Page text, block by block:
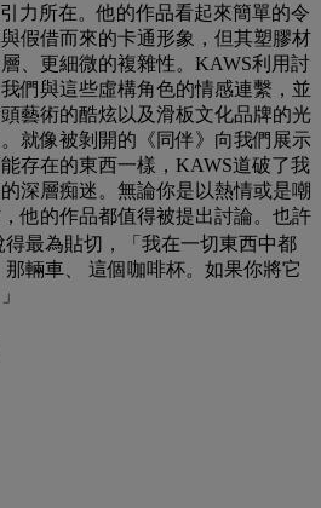
力所在。他的作品看起來簡單的令
假借而來的卡通形象，但其塑膠材
、更細微的複雜性。KAWS利用討
們與這些虛構角色的情感連繫，並
藝術的酷炫以及滑板文化品牌的光
就像被剝開的《同伴》向我們展示
存在的東西一樣，KAWS道破了我
深層痴迷。無論你是以熱情或是嘲
他的作品都值得被提出討論。也許
得最為貼切，「我在一切東西中都
輛車、 這個咖啡杯。如果你將它